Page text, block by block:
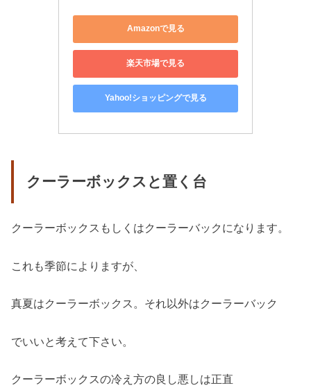
Amazonで見る
楽天市場で見る
Yahoo!ショッピングで見る
クーラーボックスと置く台
クーラーボックスもしくはクーラーバックになります。
これも季節によりますが、
真夏はクーラーボックス。それ以外はクーラーバック
でいいと考えて下さい。
クーラーボックスの冷え方の良し悪しは正直